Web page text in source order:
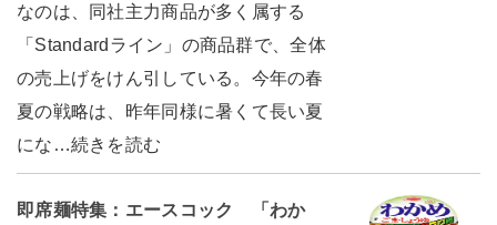
なのは、同社主力商品が多く属する
「Standardライン」の商品群で、全体
の売上げをけん引している。今年の春
夏の戦略は、昨年同様に暑くて長い夏
にな…続きを読む
即席麺特集：エースコック 「わか